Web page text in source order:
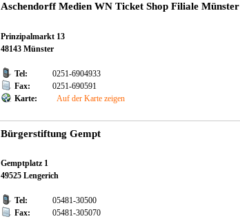
Aschendorff Medien WN Ticket Shop Filiale Münster
Prinzipalmarkt 13
48143 Münster
Tel:
0251-6904933
Fax:
0251-690591
Karte:
Auf der Karte zeigen
Bürgerstiftung Gempt
Gemptplatz 1
49525 Lengerich
Tel:
05481-30500
Fax:
05481-305070